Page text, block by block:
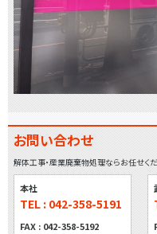
お問い合わせ
解体工事・産業廃棄物処理ならお任せく
本社
TEL : 042-358-5191
FAX : 042-358-5192